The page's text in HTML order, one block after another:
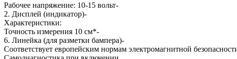
Рабочее напряжение: 10-15 вольт-
2. Дисплей (индикатор)-
Характеристики:
Точность измерения 10 см*-
6. Линейка (для разметки бампера)-
Соответствует европейским нормам электромагнитной